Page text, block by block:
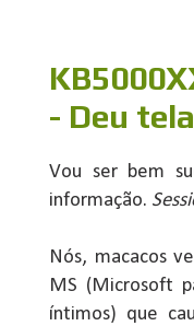
- Deu
Vou ser bem
informação.
Nós, macacos
MS (Microsoft
íntimos) que